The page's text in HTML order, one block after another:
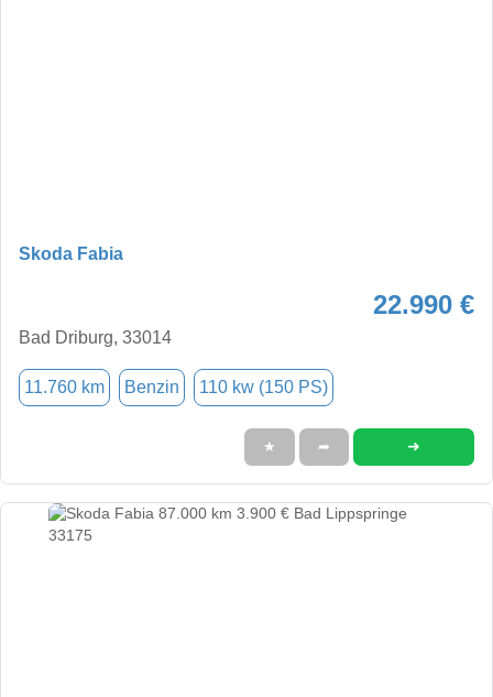
Skoda Fabia
22.990 €
Bad Driburg, 33014
11.760 km Benzin 110 kw (150 PS)
★ ➦ ➜